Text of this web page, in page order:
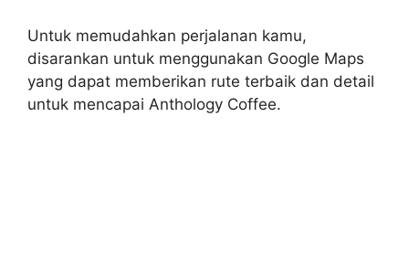
Untuk memudahkan perjalanan kamu,
disarankan untuk menggunakan Google Maps
yang dapat memberikan rute terbaik dan detail
untuk mencapai Anthology Coffee.